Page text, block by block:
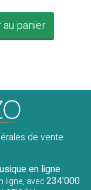
panier
de vente
en ligne
ligne, avec234'000